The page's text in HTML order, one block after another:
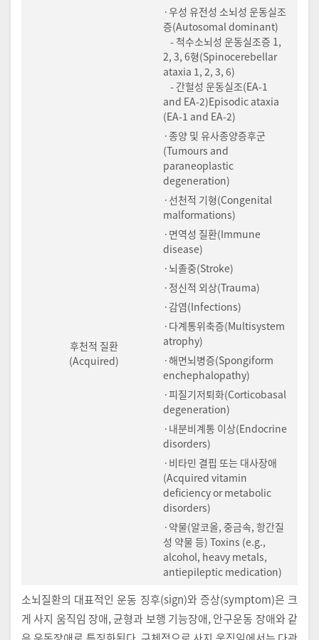
·우성 유전성 소뇌성 운동실조
증(Autosomal dominant)
- 척수소뇌성 운동실조증 1,
2, 3, 6형(Spinocerebellar
ataxia 1, 2, 3, 6)
- 간헐성 운동실조(EA-1
and EA-2)Episodic ataxia
(EA-1 and EA-2)
후천적 질환
(Acquired)
·종양 및 유사종양증후군
(Tumours and
paraneoplastic
degeneration)
·선천적 기형(Congenital
malformations)
·면역성 질환(Immune
disease)
·뇌졸중(Stroke)
·정신적 외상(Trauma)
·감염(Infections)
·다계통위축증(Multisystem
atrophy)
·해면뇌병증(Spongiform
enchephalopathy)
·피질기저퇴화(Corticobasal
degeneration)
·내분비계통 이상(Endocrine
disorders)
·비타민 결핍 또는 대사장애
(Acquired vitamin
deficiency or metabolic
disorders)
·약물(알코올, 중금속, 항간질
성 약물 등) Toxins (e.g.,
alcohol, heavy metals,
antiepileptic medication)
소뇌질환의 대표적인 운동 징후(sign)와 증상(symptom)은 크
게 사지 움직임 장애, 균형과 보행 기능장애, 안구운동 장애와 같